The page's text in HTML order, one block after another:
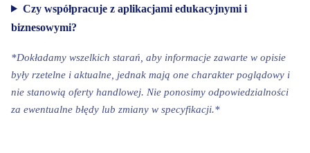
Czy współpracuje z aplikacjami edukacyjnymi i
biznesowymi?
*Dokładamy wszelkich starań, aby informacje zawarte w opisie
były rzetelne i aktualne, jednak mają one charakter poglądowy i
nie stanowią oferty handlowej. Nie ponosimy odpowiedzialności
za ewentualne błędy lub zmiany w specyfikacji.*